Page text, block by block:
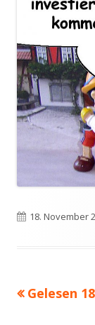
Veröffentlicht
18. November
Vorheriger
Gelesen